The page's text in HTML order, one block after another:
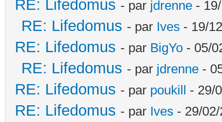
RE: Lifedomus - par jdrenne -
RE: Lifedomus - par Ives - 19/
RE: Lifedomus - par BigYo - 05/
RE: Lifedomus - par jdrenne -
RE: Lifedomus - par poukill - 29/
RE: Lifedomus - par Ives - 29/